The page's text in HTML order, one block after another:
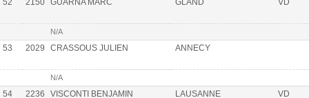
52 2150 GUARNA MARC GLAND VD
N/A
53 2029 CRASSOUS JULIEN ANNECY
N/A
54 2236 VISCONTI BENJAMIN LAUSANNE VD